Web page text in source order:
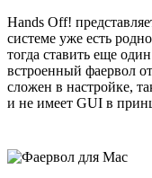
Hands Off!
системе уже есть
тогда ставить еще
встроенный фаервол
сложен в настройке,
и не имеет GUI в